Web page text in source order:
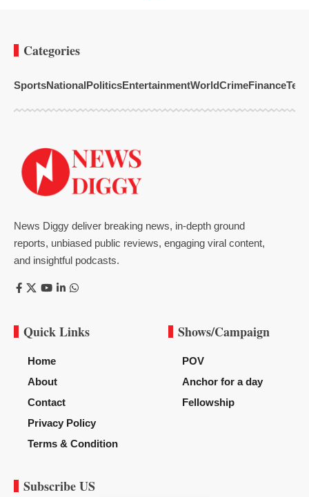
Categories
SportsNationalPoliticsEntertainmentWorldCrimeFinance
News Diggy deliver breaking news, in-depth ground
reports, unbiased public reviews, engaging viral content,
and insightful podcasts.
Quick Links
Home
About
Contact
Privacy Policy
Terms & Condition
Shows/Campaign
POV
Anchor for a day
Fellowship
Subscribe US